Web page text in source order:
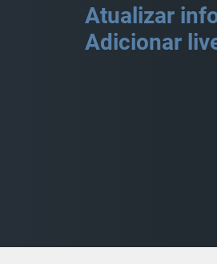
Atualizar
Adicionar